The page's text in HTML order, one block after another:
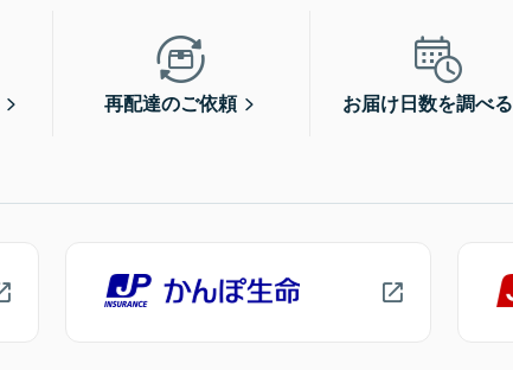
再配達のご依頼 お届け日数を調べる